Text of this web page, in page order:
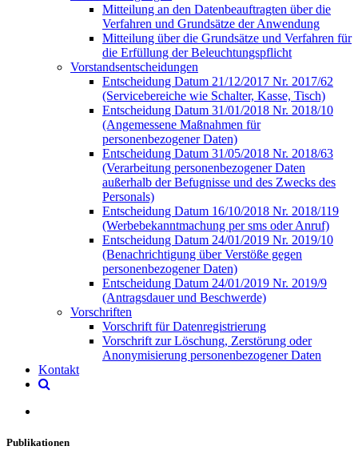
Mitteilung an den Datenbeauftragten über die
Verfahren und Grundsätze der Anwendung
Mitteilung über die Grundsätze und Verfahren für
die Erfüllung der Beleuchtungspflicht
Vorstandsentscheidungen
Entscheidung Datum 21/12/2017 Nr. 2017/62
(Servicebereiche wie Schalter, Kasse, Tisch)
Entscheidung Datum 31/01/2018 Nr. 2018/10
(Angemessene Maßnahmen für
personenbezogener Daten)
Entscheidung Datum 31/05/2018 Nr. 2018/63
(Verarbeitung personenbezogener Daten
außerhalb der Befugnisse und des Zwecks des
Personals)
Entscheidung Datum 16/10/2018 Nr. 2018/119
(Werbebekanntmachung per sms oder Anruf)
Entscheidung Datum 24/01/2019 Nr. 2019/10
(Benachrichtigung über Verstöße gegen
personenbezogener Daten)
Entscheidung Datum 24/01/2019 Nr. 2019/9
(Antragsdauer und Beschwerde)
Vorschriften
Vorschrift für Datenregistrierung
Vorschrift zur Löschung, Zerstörung oder
Anonymisierung personenbezogener Daten
Kontakt
Publikationen